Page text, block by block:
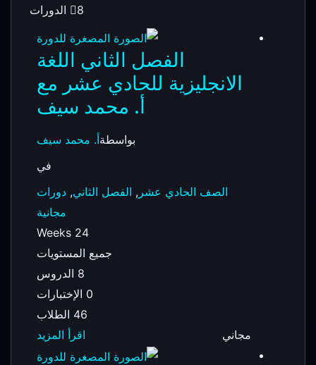
8 الدورات
الفصل الثاني اللغة
الانجليزية للحادي عشر مع
أ. محمد سيف
بواسطةأ. محمد سيف
في
الصف الحادي عشر , الفصل الثاني, دورات
مجانية
24 Weeks
جميع المستويات
8 الدروس
0 الإختبارات
46 الطلاب
مجاني
اقرأ المزيد